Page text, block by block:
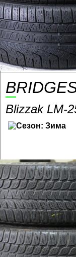
Blizzak LM-